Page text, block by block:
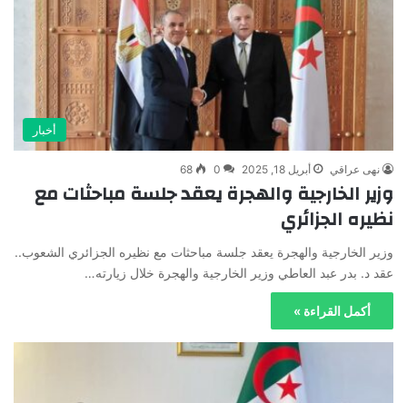
أخبار
نهى عراقي أبريل 18, 2025 0
68
وزير الخارجية والهجرة يعقد جلسة مباحثات مع
نظيره الجزائري
وزير الخارجية والهجرة يعقد جلسة مباحثات مع نظيره الجزائري الشعوب..
عقد د. بدر عبد العاطي وزير الخارجية والهجرة خلال زيارته…
أكمل القراءة »